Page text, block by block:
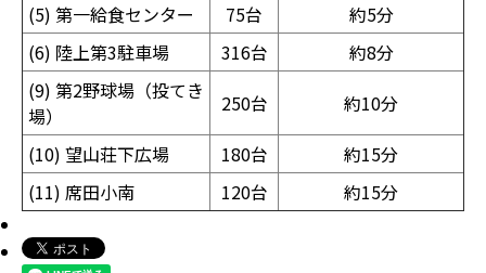
(5) 第一給食センター
75台
約5分
(6) 陸上第3駐車場
316台
約8分
(9) 第2野球場（投てき
場）
250台
約10分
(10) 望山荘下広場
180台
約15分
(11) 席田小南
120台 約15分